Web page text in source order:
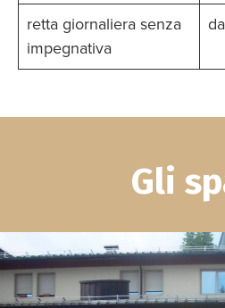
retta giornaliera senza
impegnativa
Gli